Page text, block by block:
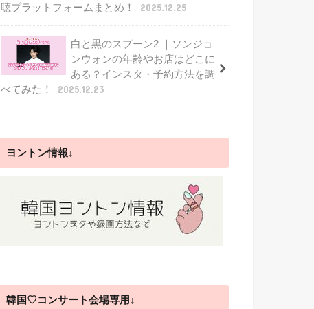
聴プラットフォームまとめ！
2025.12.25
白と黒のスプーン2 ｜ソンジョ
ンウォンの年齢やお店はどこに
ある？インスタ・予約方法を調
べてみた！
2025.12.23
ヨントン情報↓
韓国♡コンサート会場専用↓